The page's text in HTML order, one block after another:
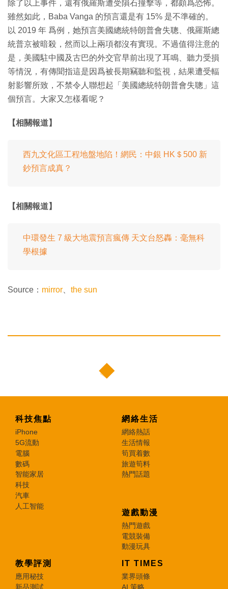
除了以上事件，還有俄羅斯遭受隕石撞擊等，都頗爲恐怖。
雖然如此，Baba Vanga 的預言還是有 15% 是不準確的。
以 2019 年 爲例，她預言美國總統特朗普會失聰、俄羅斯總
統普京被暗殺，然而以上兩項都沒有實現。不過值得注意的
是，美國駐中國及古巴的外交官早前出現了耳鳴、聽力受損
等情況，有傳聞指這是因爲被長期竊聽和監視，結果遭受輻
射影響所致，不禁令人聯想起「美國總統特朗普會失聰」這
個預言。大家又怎樣看呢？
【相關報道】
西九文化區工程地盤地陷！網民：中銀 HK＄500 新
鈔預言成真？
【相關報道】
中環發生 7 級大地震預言瘋傳 天文台怒轟：毫無科
學根據
Source： mirror the sun
科技焦點
iPhone
5G流動
電腦
數碼
智能家居
科技
汽車
人工智能
網絡生活
網絡熱話
生活情報
筍買着數
旅遊筍料
熱門話題
遊戲動漫
熱門遊戲
電競裝備
動漫玩具
教學評測
應用秘技
新品測試
IT TIMES
業界頭條
AI 策略